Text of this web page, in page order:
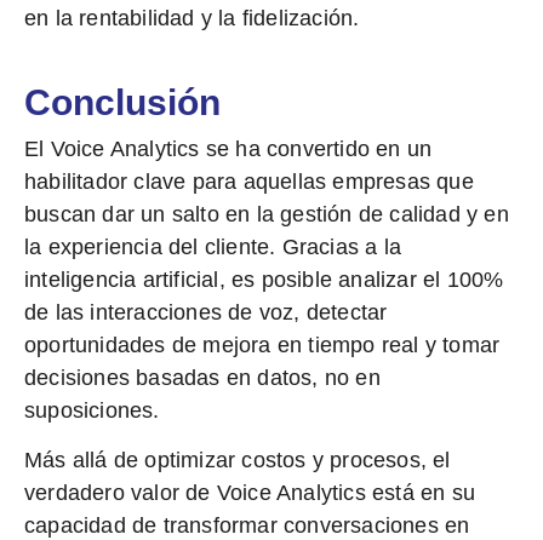
en la rentabilidad y la fidelización.
Conclusión
El Voice Analytics se ha convertido en un
habilitador clave para aquellas empresas que
buscan dar un salto en la gestión de calidad y en
la experiencia del cliente. Gracias a la
inteligencia artificial, es posible analizar el 100%
de las interacciones de voz, detectar
oportunidades de mejora en tiempo real y tomar
decisiones basadas en datos, no en
suposiciones.
Más allá de optimizar costos y procesos, el
verdadero valor de Voice Analytics está en su
capacidad de transformar conversaciones en